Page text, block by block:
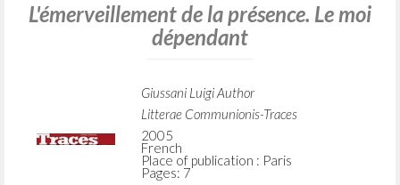
L'émerveillement de la présence. Le moi
dépendant
Giussani Luigi Author
Litterae Communionis-Traces
2005
French
Place of publication : Paris
Pages: 7